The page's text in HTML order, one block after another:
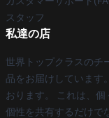
スタッフ
私達の店
世界トップクラスのチ
品をお届けしています
おります。 これは、
個性を共有するだけで